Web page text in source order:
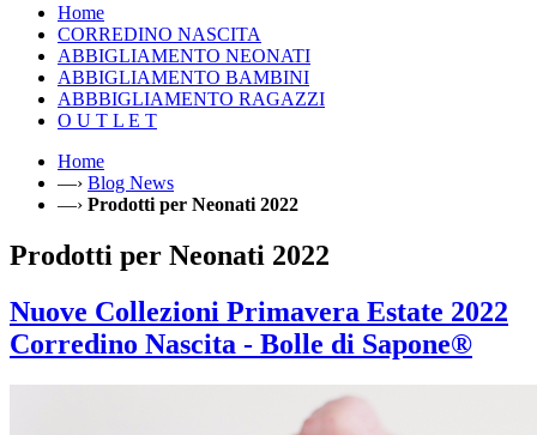
Home
CORREDINO NASCITA
ABBIGLIAMENTO NEONATI
ABBIGLIAMENTO BAMBINI
ABBBIGLIAMENTO RAGAZZI
O U T L E T
Home
—› Blog News
—› Prodotti per Neonati 2022
Prodotti per Neonati 2022
Nuove Collezioni Primavera Estate 2022
Corredino Nascita - Bolle di Sapone®